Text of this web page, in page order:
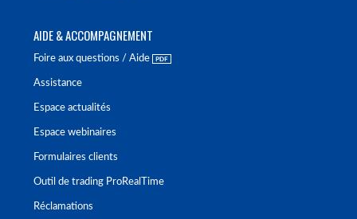
AIDE & ACCOMPAGNEMENT
Foire aux questions / Aide
Assistance
Espace actualités
Espace webinaires
Formulaires clients
Outil de trading ProRealTime
Réclamations